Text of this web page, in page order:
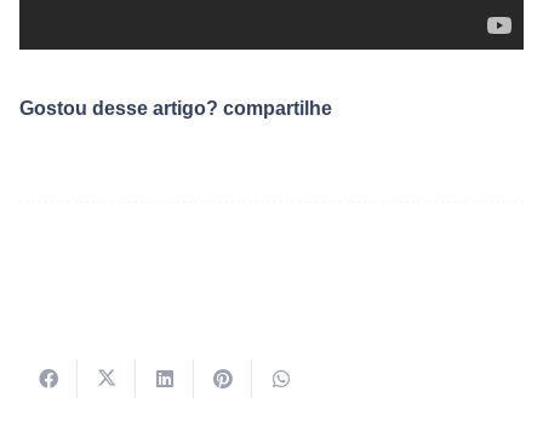
Gostou desse artigo? compartilhe